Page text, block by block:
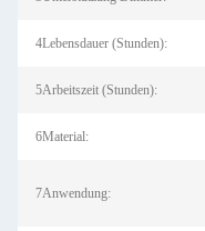
4Lebensdauer (Stunden):
5Arbeitszeit (Stunden):
6Material:
7Anwendung: